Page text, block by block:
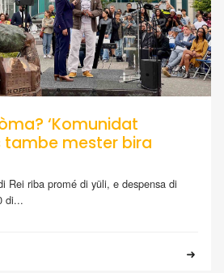
‘Komunidat
tambe mester bira
Rei riba promé di yüli, e despensa di
di...